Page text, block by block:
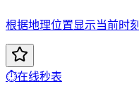
根据地理位置显示当前时刻
⏱️在线秒表